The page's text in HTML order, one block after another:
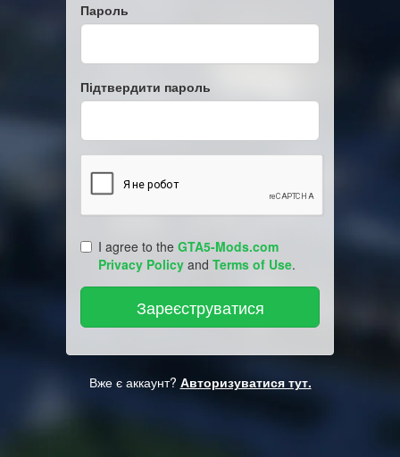
Пароль
Підтвердити пароль
I agree to the GTA5-Mods.com
Privacy Policy and Terms of Use.
Вже є аккаунт? Авторизуватися тут.